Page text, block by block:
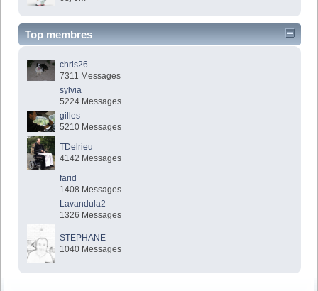
Top membres
chris26
7311 Messages
sylvia
5224 Messages
gilles
5210 Messages
TDelrieu
4142 Messages
farid
1408 Messages
Lavandula2
1326 Messages
STEPHANE
1040 Messages